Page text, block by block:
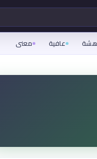
عافية معنى